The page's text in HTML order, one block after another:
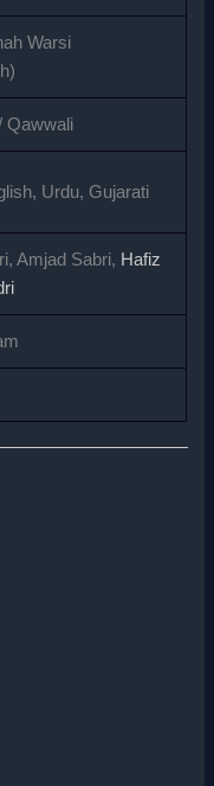
Warsi
Qawwali
Urdu, Gujarati
Amjad Sabri, Hafiz